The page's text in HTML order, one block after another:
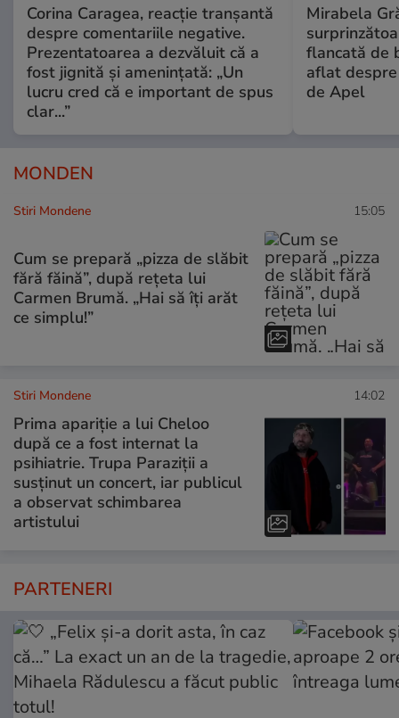
Corina Caragea, reacție tranșantă
despre comentariile negative.
Prezentatoarea a dezvăluit că a
fost jignită și amenințată: „Un
lucru cred că e important de spus
clar...”
Mirabela
flancată de
aflat
de Apel
MONDEN
Stiri Mondene 15:05
Cum se prepară „pizza de slăbit
fără făină”, după rețeta lui
Carmen Brumă. „Hai să îți arăt
ce simplu!”
Stiri Mondene 14:02
Prima apariție a lui Cheloo
după ce a fost internat la
psihiatrie. Trupa Paraziții a
susținut un concert, iar publicul
a observat schimbarea
artistului
PARTENERI